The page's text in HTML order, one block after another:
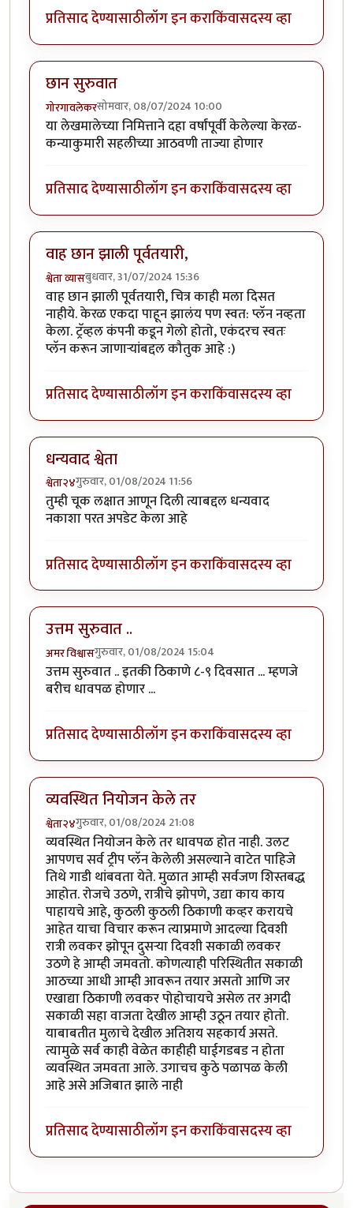
प्रतिसाद देण्यासाठीलॉग इन कराकिंवासदस्य व्हा
छान सुरुवात
गोरगावलेकरसोमवार, 08/07/2024 10:00
या लेखमालेच्या निमित्ताने दहा वर्षांपूर्वी केलेल्या केरळ-
कन्याकुमारी सहलीच्या आठवणी ताज्या होणार
प्रतिसाद देण्यासाठीलॉग इन कराकिंवासदस्य व्हा
वाह छान झाली पूर्वतयारी,
श्वेता व्यासबुधवार, 31/07/2024 15:36
वाह छान झाली पूर्वतयारी, चित्र काही मला दिसत
नाहीये. केरळ एकदा पाहून झालंय पण स्वत: प्लॅन नव्हता
केला. ट्रॅव्हल कंपनी कडून गेलो होतो, एकंदरच स्वतः
प्लॅन करून जाणाऱ्यांबद्दल कौतुक आहे :)
प्रतिसाद देण्यासाठीलॉग इन कराकिंवासदस्य व्हा
धन्यवाद श्वेता
श्वेता२४गुरुवार, 01/08/2024 11:56
तुम्ही चूक लक्षात आणून दिली त्याबद्दल धन्यवाद
नकाशा परत अपडेट केला आहे
प्रतिसाद देण्यासाठीलॉग इन कराकिंवासदस्य व्हा
उत्तम सुरुवात ..
अमर विश्वासगुरुवार, 01/08/2024 15:04
उत्तम सुरुवात .. इतकी ठिकाणे ८-९ दिवसात ... म्हणजे
बरीच धावपळ होणार ...
प्रतिसाद देण्यासाठीलॉग इन कराकिंवासदस्य व्हा
व्यवस्थित नियोजन केले तर
श्वेता२४गुरुवार, 01/08/2024 21:08
व्यवस्थित नियोजन केले तर धावपळ होत नाही. उलट
आपणच सर्व ट्रीप प्लॅन केलेली असल्याने वाटेत पाहिजे
तिथे गाडी थांबवता येते. मुळात आम्ही सर्वजण शिस्तबद्ध
आहोत. रोजचे उठणे, रात्रीचे झोपणे, उद्या काय काय
पाहायचे आहे, कुठली कुठली ठिकाणी कव्हर करायचे
आहेत याचा विचार करून त्याप्रमाणे आदल्या दिवशी
रात्री लवकर झोपून दुसऱ्या दिवशी सकाळी लवकर
उठणे हे आम्ही जमवतो. कोणत्याही परिस्थितीत सकाळी
आठच्या आधी आम्ही आवरून तयार असतो आणि जर
एखाद्या ठिकाणी लवकर पोहोचायचे असेल तर अगदी
सकाळी सहा वाजता देखील आम्ही उठून तयार होतो.
याबाबतीत मुलाचे देखील अतिशय सहकार्य असते.
त्यामुळे सर्व काही वेळेत काहीही घाईगडबड न होता
व्यवस्थित जमवता आले. उगाचच कुठे पळापळ केली
आहे असे अजिबात झाले नाही
प्रतिसाद देण्यासाठीलॉग इन कराकिंवासदस्य व्हा